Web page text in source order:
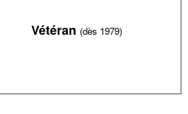
Vétéran (dès 1979)